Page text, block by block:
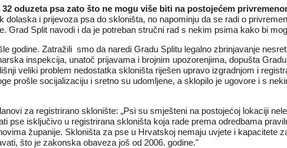
oduzeta psa zato što ne mogu više biti na postojećem
i prijevoza psa do skloništa, no napominju da se radi o
Split navodi i da je potreban stručni rad s nekim psima kako bi
godine. Zatražili smo da naredi Gradu Splitu legalno zbrinjavanje
inspekcija, unatoč prijavama i brojnim upozorenjima, dopušta
veliki problem nedostatka skloništa riješen upravo izgradnjom i
prošle socijalizaciju i sretno su udomljene, a sklopilo je ugovore i s
za registrirano sklonište: „Psi su smješteni na postojećoj lokaciji
pse isključivo u registrirana skloništa koja rade prema odredbama
županije. Skloništa za pse u Hrvatskoj nemaju uvjete i kapacitete
što je zakonska obaveza još od 2006. godine."